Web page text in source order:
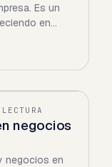
Es un
en
negocios
negocios en